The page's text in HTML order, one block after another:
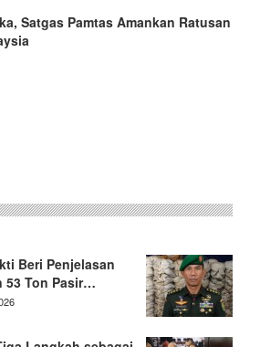
Satgas Pamtas Amankan Ratusan
Beri Penjelasan
53 Ton Pasir…